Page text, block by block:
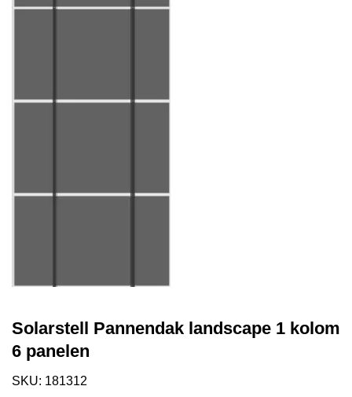
Solarstell Pannendak landscape 1 kolom
6 panelen
SKU: 181312